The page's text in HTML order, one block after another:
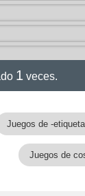
1 veces.
Juegos de -
Juegos de